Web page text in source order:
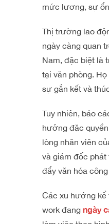
mức lương, sự
Thị trường lao
ngày càng quan
Nam, đặc biệt là
tại văn phòng.
sự gắn kết và
Tuy nhiên, báo
hưởng đặc
lòng nhân viên
và giám đốc
đẩy văn hóa
Các xu hướng kể
work đang ngày